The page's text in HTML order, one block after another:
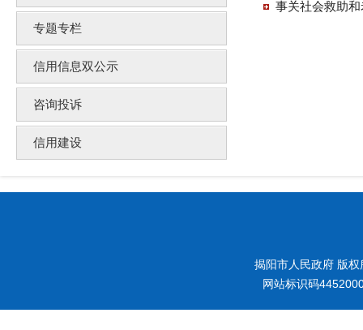
专题专栏
信用信息双公示
咨询投诉
信用建设
事关社会救助
揭阳市人民政府 版
网站标识码